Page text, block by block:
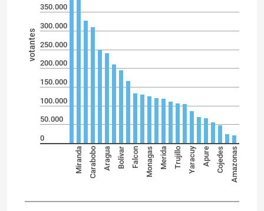
350.000
300.000
250.000
200.000
150.000
100.000
50.000
0
Miranda Carabobo Aragua Bolívar Falcon Monagas Merida Trujillo Yaracuy Apure Cojedes Amazonas
votantes